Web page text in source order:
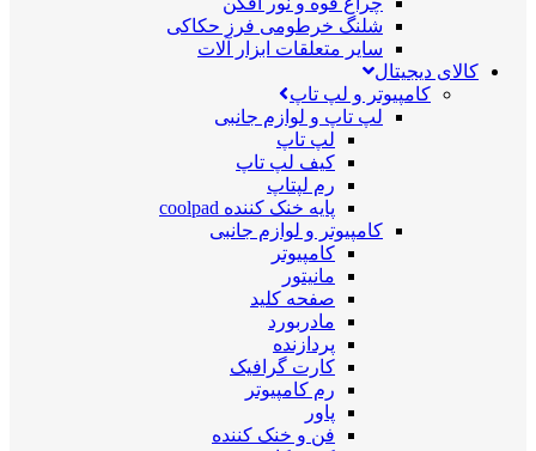
شلنگ خرطومی فرز حکاکی
سایر متعلقات ابزار آلات
کالای دیجیتال
کامپیوتر و لپ تاپ
لپ تاپ و لوازم جانبی
لپ تاپ
کیف لپ تاپ
رم لپتاپ
پایه خنک کننده coolpad
کامپیوتر و لوازم جانبی
کامپیوتر
مانیتور
صفحه کلید
مادربورد
پردازنده
کارت گرافیک
رم کامپیوتر
پاور
فن و خنک کننده